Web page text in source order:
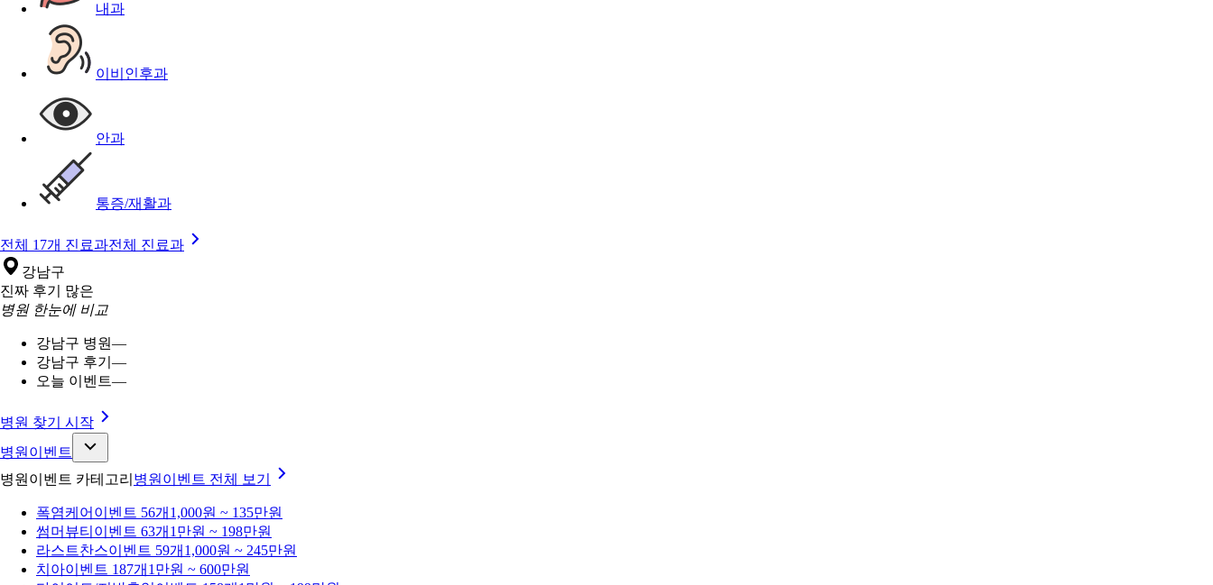
내과
이비인후과
안과
통증/재활과
전체 17개 진료과전체 진료과
강남구
진짜 후기 많은
병원 한눈에 비교
강남구 병원—
강남구 후기 —
오늘 이벤트—
병원 찾기 시작
병원이벤트
병원이벤트 카테고리 병원이벤트 전체 보기
폭염케어 이벤트 56개 1,000원 ~ 135만원
썸머뷰티 이벤트 63개 1만원 ~ 198만원
라스트찬스이벤트 59개 1,000원 ~ 245만원
치아이벤트 187개 1만원 ~ 600만원